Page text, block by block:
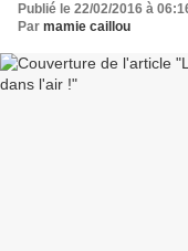
Publié le 22/02/2016 à
Par mamie caillou